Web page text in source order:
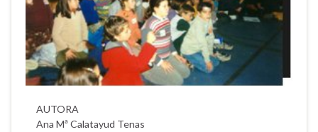
AUTORA
Ana Mª Calatayud Tenas